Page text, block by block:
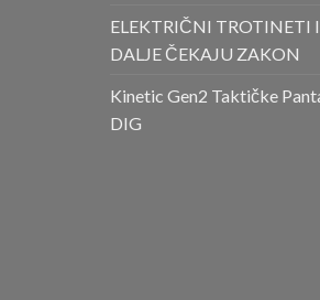
ELEKTRIČNI TROTINETI I
DALJE ČEKAJU ZAKON
Kinetic Gen2 Taktičke
DIG